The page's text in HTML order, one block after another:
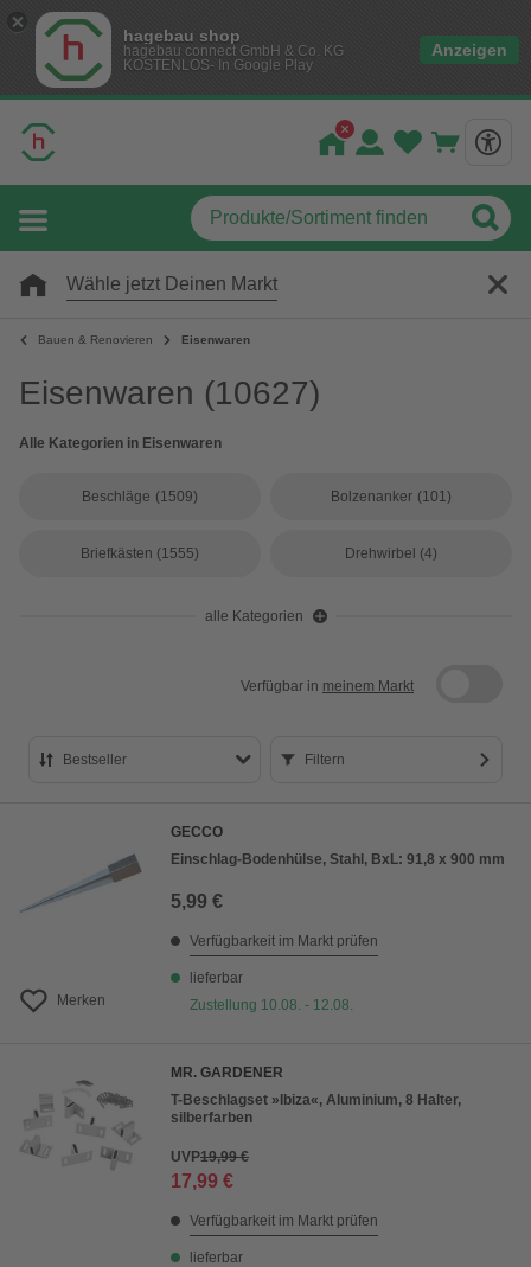
hagebau shop
hagebau connect GmbH & Co. KG
KOSTENLOS- In Google Play
Anzeigen
Wähle jetzt Deinen Markt
Bauen & Renovieren Eisenwaren
Eisenwaren (10627)
Alle Kategorien in Eisenwaren
Beschläge (1509) Bolzenanker (101)
Briefkästen (1555) Drehwirbel (4)
alle Kategorien
Verfügbar in meinem Markt
Bestseller
Preis aufsteigend
Preis absteigend
Filtern
Merken
GECCO
Einschlag-Bodenhülse, Stahl, BxL: 91,8 x 900 mm
5,99 €
Verfügbarkeit im Markt prüfen
lieferbar
Zustellung 10.08. - 12.08.
MR. GARDENER
T-Beschlagset »Ibiza«, Aluminium, 8 Halter,
silberfarben
UVP19,99 €
17,99 €
Verfügbarkeit im Markt prüfen
lieferbar